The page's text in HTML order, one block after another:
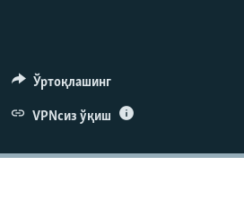
Ўртоқлашинг
VPNсиз ўқиш